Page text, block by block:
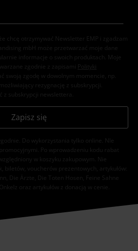
chcę otrzymywać Newsletter EMP i zgadzam
mbH może przetwarzać moje dane
informacje o swoich produktach. Moje
zgodnie z zapisami
Polityki
swoją zgodę w dowolnym momencie, np.
rezygnację z subskrypcji.
z subskrypcji newslettera.
Zapisz się
Do wykorzystania tylko online. NIe
Po wprowadzeniu kodu rabat
w koszyku zakupowym. Nie
biletów, voucherów prezentowych, artykułów:
Die Ärzte, Die Toten Hosen, Feine Sahne
oraz artykułów z donacją w cenie.